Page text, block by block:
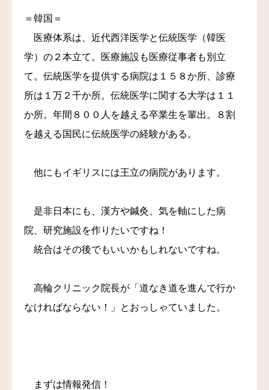
＝韓国＝
医療体系は、近代西洋医学と伝統医学（韓医
学）の２本立て。医療施設も医療従事者も別立
て。伝統医学を提供する病院は１５８か所、診療
所は１万２千か所。伝統医学に関する大学は１１
か所。年間８００人を越える卒業生を輩出。８割
を越える国民に伝統医学の経験がある。
他にもイギリスには王立の病院があります。
是非日本にも、漢方や鍼灸、気を軸にした病
院、研究施設を作りたいですね！
統合はその後でもいいかもしれないですね。
高輪クリニック院長が「道なき道を進んで行か
なければならない！」とおっしゃていました。
まずは情報発信！